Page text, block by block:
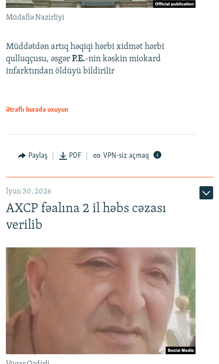
Müdafiə Nazirliyi
Müddətdən artıq həqiqi hərbi xidmət hərbi
qulluqçusu, əsgər P.E.-nin kəskin miokard
infarktından öldüyü bildirilir
Ətraflı burada oxuyun
Paylaş PDF VPN-siz açmaq
İyun 30, 2026
AXCP fəalına 2 il həbs cəzası
verilib